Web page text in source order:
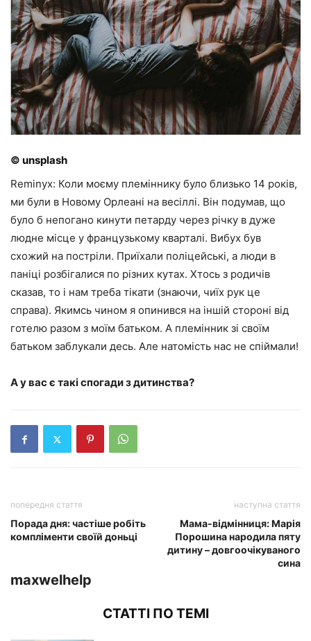
© unsplash
Reminyx: Коли моєму племіннику було близько 14 років,
ми були в Новому Орлеані на весіллі. Він подумав, що
було б непогано кинути петарду через річку в дуже
людне місце у французькому кварталі. Вибух був
схожий на постріли. Приїхали поліцейські, а люди в
паніці розбігалися по різних кутах. Хтось з родичів
сказав, то і нам треба тікати (знаючи, чиїх рук це
справа). Якимсь чином я опинився на іншій стороні від
готелю разом з моїм батьком. А племінник зі своїм
батьком заблукали десь. Але натомість нас не спіймали!
А у вас є такі спогади з дитинства?
попередня стаття
Порада дня: частіше робіть
компліменти своїй доньці
наступна стаття
Мама-відмінниця: Марія
Порошина народила пяту
дитину – довгоочікуваного
сина
maxwelhelp
СТАТТІ ПО ТЕМІ